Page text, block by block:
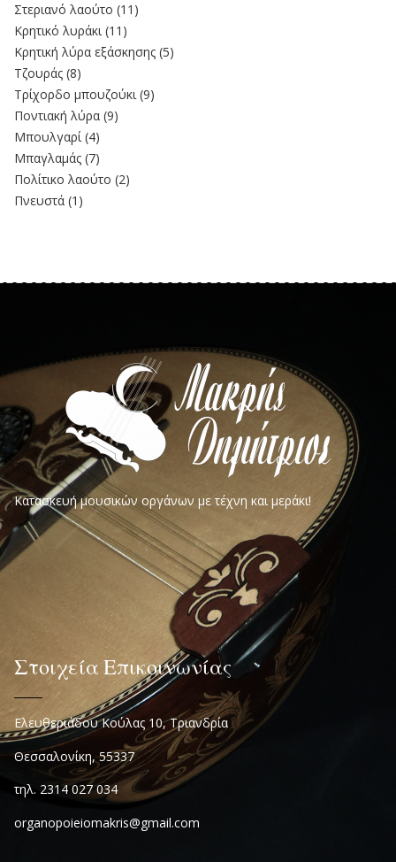
Στεριανό λαούτο (11)
Kρητικό λυράκι (11)
Κρητική λύρα εξάσκησης (5)
Τζουράς (8)
Τρίχορδο μπουζούκι (9)
Ποντιακή λύρα (9)
Μπουλγαρί (4)
Μπαγλαμάς (7)
Πολίτικο λαούτο (2)
Πνευστά (1)
Κατασκευή μουσικών οργάνων με τέχνη και μεράκι!
Στοιχεία Επικοινωνίας
Ελευθεριάδου Κούλας 10, Τριανδρία
Θεσσαλονίκη, 55337
τηλ. 2314 027 034
organopoieiomakris@gmail.com